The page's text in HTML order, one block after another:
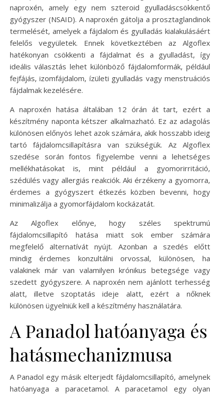
naproxén, amely egy nem szteroid gyulladáscsökkentő
gyógyszer (NSAID). A naproxén gátolja a prosztaglandinok
termelését, amelyek a fájdalom és gyulladás kialakulásáért
felelős vegyületek. Ennek következtében az Algoflex
hatékonyan csökkenti a fájdalmat és a gyulladást, így
ideális választás lehet különböző fájdalomformák, például
fejfájás, izomfájdalom, ízületi gyulladás vagy menstruációs
fájdalmak kezelésére.
A naproxén hatása általában 12 órán át tart, ezért a
készítmény naponta kétszer alkalmazható. Ez az adagolás
különösen előnyös lehet azok számára, akik hosszabb ideig
tartó fájdalomcsillapításra van szükségük. Az Algoflex
szedése során fontos figyelembe venni a lehetséges
mellékhatásokat is, mint például a gyomorirritáció,
szédülés vagy allergiás reakciók. Aki érzékeny a gyomorra,
érdemes a gyógyszert étkezés közben bevenni, hogy
minimalizálja a gyomorfájdalom kockázatát.
Az Algoflex előnye, hogy széles spektrumú
fájdalomcsillapító hatása miatt sok ember számára
megfelelő alternatívát nyújt. Azonban a szedés előtt
mindig érdemes konzultálni orvossal, különösen, ha
valakinek már van valamilyen krónikus betegsége vagy
szedett gyógyszere. A naproxén nem ajánlott terhesség
alatt, illetve szoptatás ideje alatt, ezért a nőknek
különösen ügyelniük kell a készítmény használatára.
A Panadol hatóanyaga és
hatásmechanizmusa
A Panadol egy másik elterjedt fájdalomcsillapító, amelynek
hatóanyaga a paracetamol. A paracetamol egy olyan